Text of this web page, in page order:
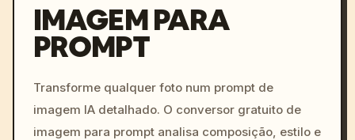
colors, 8k --v 6.0
IMAGEM PARA
PROMPT
Transforme qualquer foto num prompt de
imagem IA detalhado. O conversor gratuito de
imagem para prompt analisa composição, estilo e